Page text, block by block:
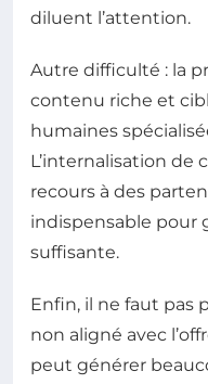
diluent l’attention.
Autre difficulté : la
contenu riche et
humaines
L’internalisation de
recours à des
indispensable pour
suffisante.
Enfin, il ne faut pas
non aligné avec
peut générer